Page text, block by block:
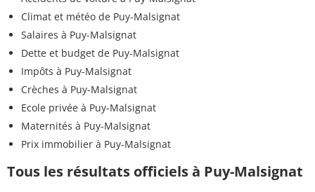
Climat et météo de Puy-Malsignat
Salaires à Puy-Malsignat
Dette et budget de Puy-Malsignat
Impôts à Puy-Malsignat
Crèches à Puy-Malsignat
Ecole privée à Puy-Malsignat
Maternités à Puy-Malsignat
Prix immobilier à Puy-Malsignat
Tous les résultats officiels à Puy-Malsignat